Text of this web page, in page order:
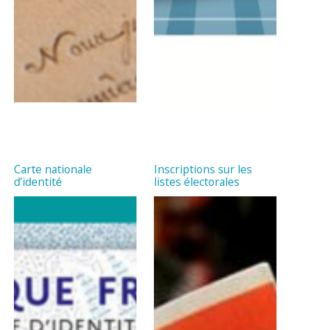
Carte nationale
d’identité
Inscriptions sur les
listes électorales